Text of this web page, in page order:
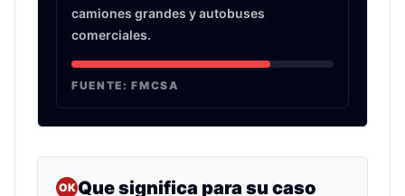
camiones grandes y autobuses
comerciales.
FUENTE:FMCSA
OKQue significa para su caso